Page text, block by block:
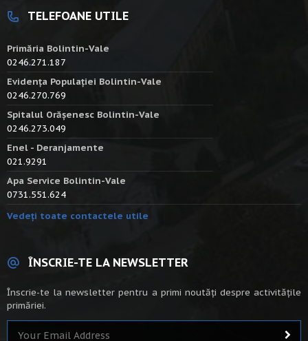
TELEFOANE UTILE
Primăria Bolintin-Vale
0246.271.187
Evidența Populației Bolintin-Vale
0246.270.769
Spitalul Orășenesc Bolintin-Vale
0246.273.049
Enel - Deranjamente
021.9291
Apa Service Bolintin-Vale
0731.551.624
Vedeți toate contactele utile
ÎNSCRIE-TE LA NEWSLETTER
Înscrie-te la newsletter pentru a primi noutăți despre activitățile
primăriei.